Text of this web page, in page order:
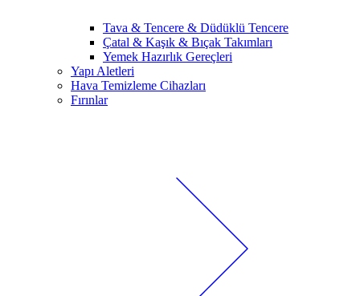
Tava & Tencere & Düdüklü Tencere
Çatal & Kaşık & Bıçak Takımları
Yemek Hazırlık Gereçleri
Yapı Aletleri
Hava Temizleme Cihazları
Fırınlar